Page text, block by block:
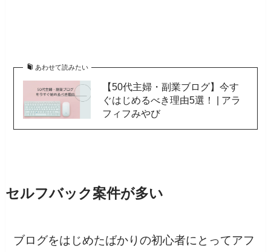
あわせて読みたい
【50代主婦・副業ブログ】今す
ぐはじめるべき理由5選！ | アラ
フィフみやび
セルフバック案件が多い
ブログをはじめたばかりの初心者にとってアフ